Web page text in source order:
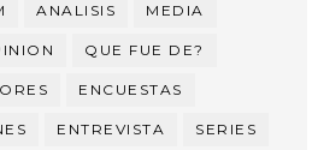
ANALISIS MEDIA
QUE FUE DE?
ENCUESTAS
ENTREVISTA SERIES